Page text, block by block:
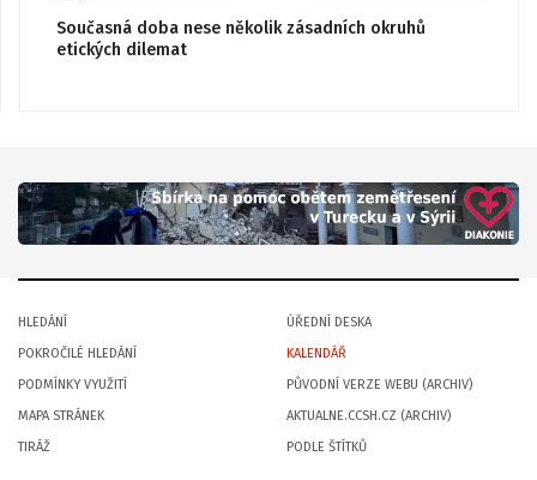
Současná doba nese několik zásadních okruhů
etických dilemat
HLEDÁNÍ
POKROČILÉ HLEDÁNÍ
PODMÍNKY VYUŽITÍ
MAPA STRÁNEK
TIRÁŽ
ÚŘEDNÍ DESKA
KALENDÁŘ
PŮVODNÍ VERZE WEBU (ARCHIV)
AKTUALNE.CCSH.CZ (ARCHIV)
PODLE ŠTÍTKŮ